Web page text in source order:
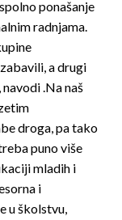
ponašanje
radnjama.
a drugi
.Na naš
droga, pa tako
puno više
mladih i
i
u školstvu,